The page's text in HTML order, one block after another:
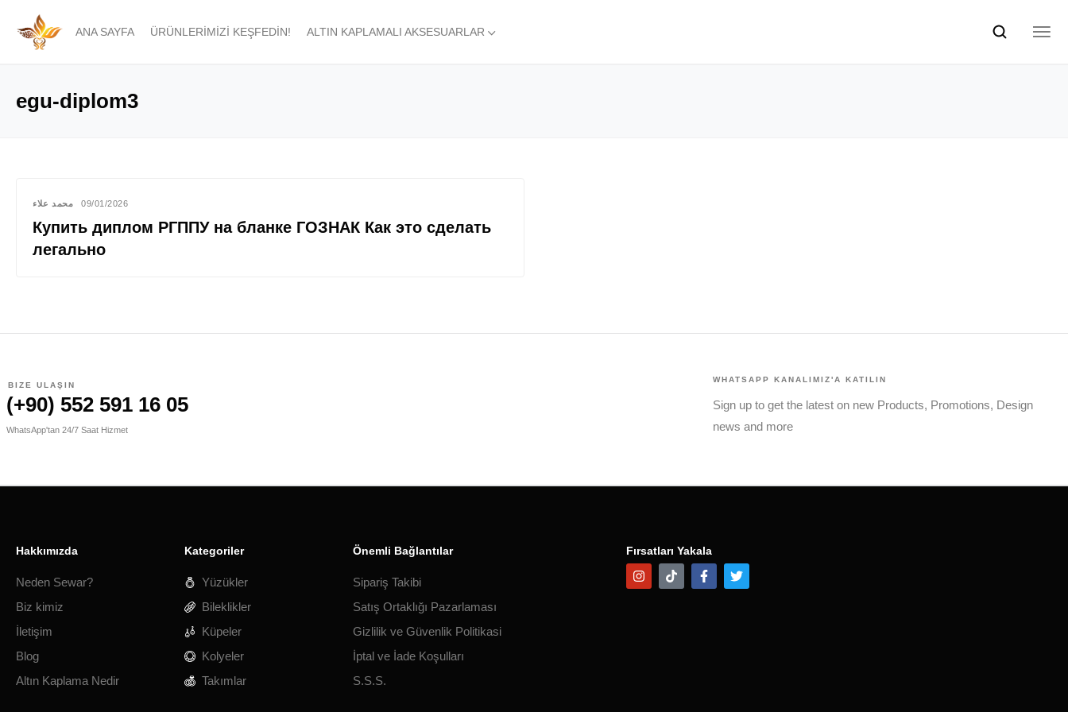
ANA SAYFA ÜRÜNLERIMIZI KEŞFEDIN! ALTIN KAPLAMALI AKSESUARLAR
egu-diplom3
محمد علاء 09/01/2026
Купить диплом РГППУ на бланке ГОЗНАК Как это сделать
легально
BIZE ULAŞIN
(+90) 552 591 16 05
WhatsApp'tan 24/7 Saat Hizmet
WHATSAPP KANALIMIZ'A KATILIN
Sign up to get the latest on new Products, Promotions, Design
news and more
Hakkımızda
Neden Sewar?
Biz kimiz
İletişim
Blog
Altın Kaplama Nedir
Kategoriler
Yüzükler
Bileklikler
Küpeler
Kolyeler
Takımlar
Önemli Bağlantılar
Sipariş Takibi
Satış Ortaklığı Pazarlaması
Gizlilik ve Güvenlik Politikasi
İptal ve İade Koşulları
S.S.S.
Fırsatları Yakala